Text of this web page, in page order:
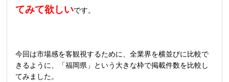
てみて欲しいです。
今回は市場感を客観視するために、全業界を横並びに比較で
きるように、「福岡県」という大きな枠で掲載件数を比較し
てみました。